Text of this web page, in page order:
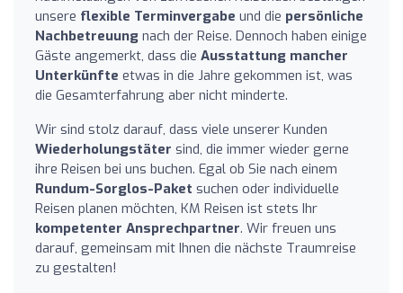
unsere flexible Terminvergabe und die persönliche
Nachbetreuung nach der Reise. Dennoch haben einige
Gäste angemerkt, dass die Ausstattung mancher
Unterkünfte etwas in die Jahre gekommen ist, was
die Gesamterfahrung aber nicht minderte.
Wir sind stolz darauf, dass viele unserer Kunden
Wiederholungstäter sind, die immer wieder gerne
ihre Reisen bei uns buchen. Egal ob Sie nach einem
Rundum-Sorglos-Paket suchen oder individuelle
Reisen planen möchten, KM Reisen ist stets Ihr
kompetenter Ansprechpartner. Wir freuen uns
darauf, gemeinsam mit Ihnen die nächste Traumreise
zu gestalten!